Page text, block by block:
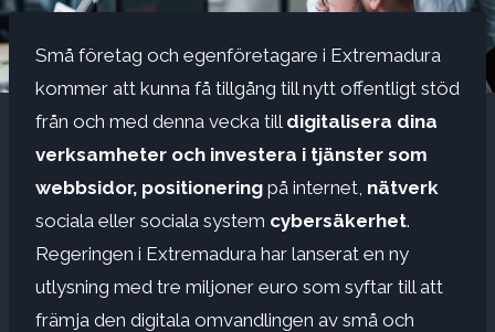
Små företag och egenföretagare i Extremadura
kommer att kunna få tillgång till nytt offentligt stöd
från och med denna vecka till digitalisera dina
verksamheter och investera i tjänster som
webbsidor, positionering på internet, nätverk
sociala eller sociala system cybersäkerhet.
Regeringen i Extremadura har lanserat en ny
utlysning med tre miljoner euro som syftar till att
främja den digitala omvandlingen av små och